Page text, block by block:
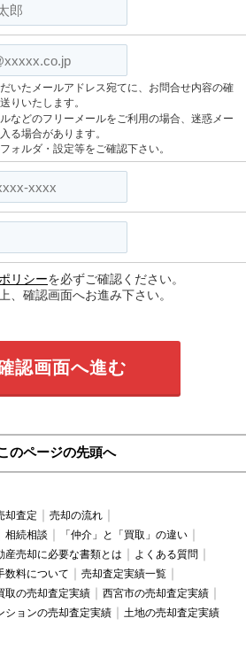
いたメールアドレス宛てに、お問合せ内容の確
りいたします。
などのフリーメールをご利用の場合、迷惑メー
る場合があります。
ォルダ・設定等をご確認下さい。
リシーを必ずご確認ください。
、確認画面へお進み下さい。
認画面へ進む
のページの先頭へ
却査定
売却の流れ
相続相談
「仲介」と「買取」の違い
産売却に必要な書類とは
よくある質問
数料について
売却査定実績一覧
取の売却査定実績
西宮市の売却査定実績
ションの売却査定実績 土地の売却査定実績